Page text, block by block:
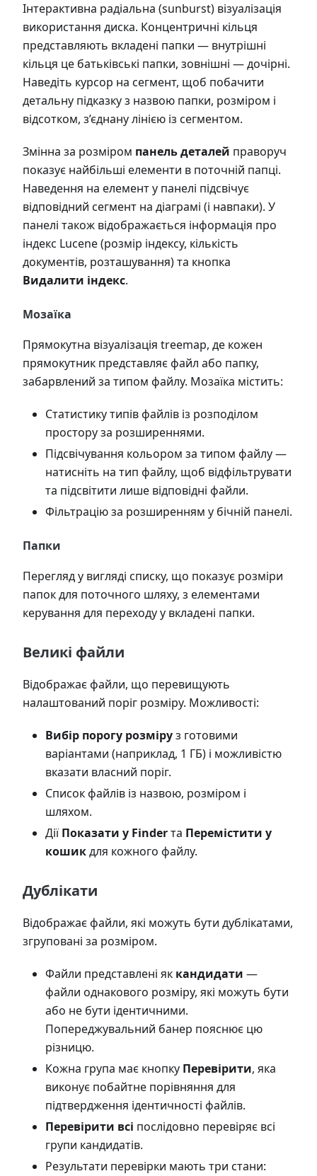
Інтерактивна радіальна (sunburst) візуалізація
використання диска. Концентричні кільця
представляють вкладені папки — внутрішні
кільця це батьківські папки, зовнішні — дочірні.
Наведіть курсор на сегмент, щоб побачити
детальну підказку з назвою папки, розміром і
відсотком, з’єднану лінією із сегментом.
Змінна за розміром панель деталей праворуч
показує найбільші елементи в поточній папці.
Наведення на елемент у панелі підсвічує
відповідний сегмент на діаграмі (і навпаки). У
панелі також відображається інформація про
індекс Lucene (розмір індексу, кількість
документів, розташування) та кнопка
Видалити індекс.
Мозаїка
Прямокутна візуалізація treemap, де кожен
прямокутник представляє файл або папку,
забарвлений за типом файлу. Мозаїка містить:
Статистику типів файлів із розподілом
простору за розширеннями.
Підсвічування кольором за типом файлу —
натисніть на тип файлу, щоб відфільтрувати
та підсвітити лише відповідні файли.
Фільтрацію за розширенням у бічній панелі.
Папки
Перегляд у вигляді списку, що показує розміри
папок для поточного шляху, з елементами
керування для переходу у вкладені папки.
Великі файли
Відображає файли, що перевищують
налаштований поріг розміру. Можливості:
Вибір порогу розміруз готовими
варіантами (наприклад, 1 ГБ) і можливістю
вказати власний поріг.
Список файлів із назвою, розміром і
шляхом.
ДіїПоказати у Finderта Перемістити у
кошикдля кожного файлу.
Дублікати
Відображає файли, які можуть бути дублікатами,
згруповані за розміром.
Файли представлені як кандидати —
файли однакового розміру, які можуть бути
або не бути ідентичними.
Попереджувальний банер пояснює цю
різницю.
Кожна група має кнопку Перевірити, яка
виконує побайтне порівняння для
підтвердження ідентичності файлів.
Перевірити всі послідовно перевіряє всі
групи кандидатів.
Результати перевірки мають три стани: